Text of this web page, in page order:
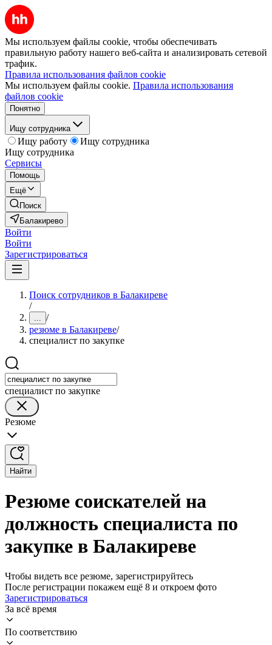
Мы используем файлы cookie, чтобы обеспечивать
правильную работу нашего веб-сайта и анализировать сетевой
трафик.
Правила использования файлов cookie
Мы используем файлы cookie. Правила использования
файлов cookie
Понятно
Ищу сотрудника
Ищу работу
Ищу сотрудника
Ищу сотрудника
Сервисы
Помощь
Ещё
Поиск
Балакирево
Войти
Войти
Зарегистрироваться
Поиск сотрудников в Балакиреве
/
... /
резюме в Балакиреве/
специалист по закупке
специалист по закупке
Резюме
Найти
Резюме соискателей на
должность специалиста по
закупке в Балакиреве
Чтобы видеть все резюме, зарегистрируйтесь
После регистрации покажем ещё 8 и откроем фото
Зарегистрироваться
За всё время
По соответствию